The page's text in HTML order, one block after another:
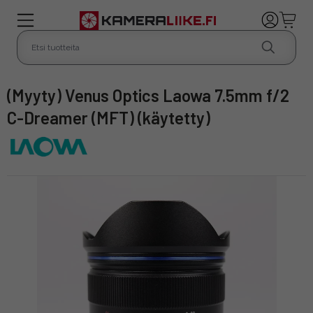
(Myyty) Venus Optics Laowa 7.5mm f/2
C-Dreamer (MFT) (käytetty)